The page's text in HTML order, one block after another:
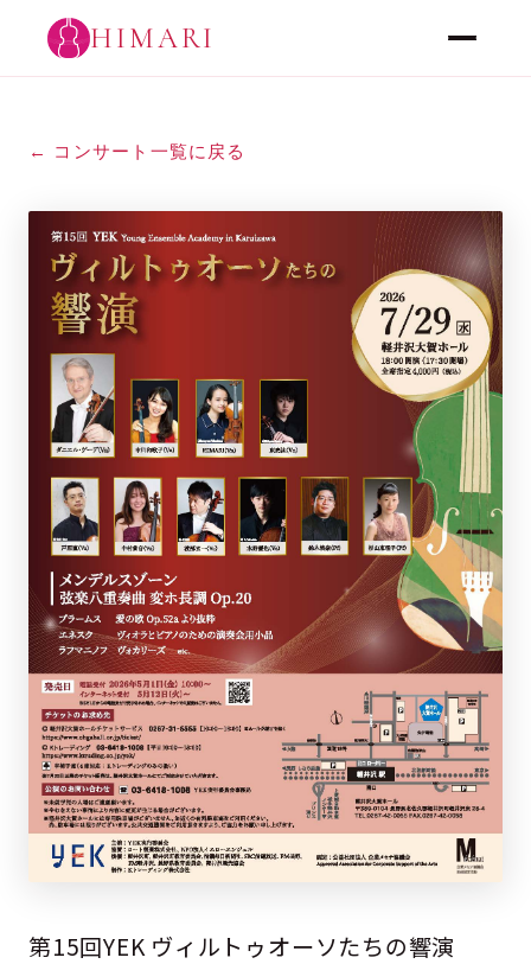
HIMARI
← コンサート一覧に戻る
第15回YEK ヴィルトゥオーソたちの響演